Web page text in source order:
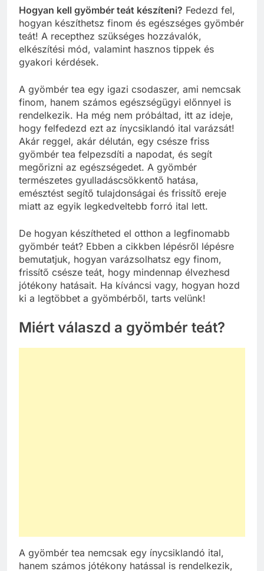
Hogyan kell gyömbér teát készíteni? Fedezd fel,
hogyan készíthetsz finom és egészséges gyömbér
teát! A recepthez szükséges hozzávalók,
elkészítési mód, valamint hasznos tippek és
gyakori kérdések.
A gyömbér tea egy igazi csodaszer, ami nemcsak
finom, hanem számos egészségügyi előnnyel is
rendelkezik. Ha még nem próbáltad, itt az ideje,
hogy felfedezd ezt az ínycsiklandó ital varázsát!
Akár reggel, akár délután, egy csésze friss
gyömbér tea felpezsdíti a napodat, és segít
megőrizni az egészségedet. A gyömbér
természetes gyulladáscsökkentő hatása,
emésztést segítő tulajdonságai és frissítő ereje
miatt az egyik legkedveltebb forró ital lett.
De hogyan készítheted el otthon a legfinomabb
gyömbér teát? Ebben a cikkben lépésről lépésre
bemutatjuk, hogyan varázsolhatsz egy finom,
frissítő csésze teát, hogy mindennap élvezhesd
jótékony hatásait. Ha kíváncsi vagy, hogyan hozd
ki a legtöbbet a gyömbérből, tarts velünk!
Miért válaszd a gyömbér teát?
A gyömbér tea nemcsak egy ínycsiklandó ital,
hanem számos jótékony hatással is rendelkezik,